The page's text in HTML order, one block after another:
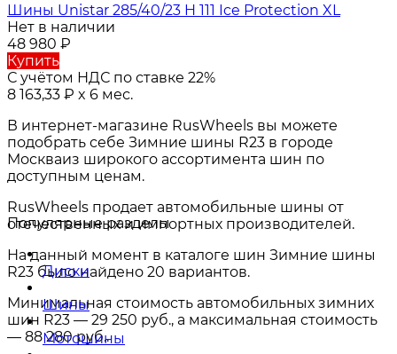
Шины Unistar 285/40/23 H 111 Ice Protection XL
Нет в наличии
48 980 ₽
Купить
С учётом НДС по ставке 22%
8 163,33 ₽ x 6 мес.
В интернет-магазине RusWheels вы можете
подобрать себе Зимние шины R23 в городе
Москваиз широкого ассортимента шин по
доступным ценам.
RusWheels продает автомобильные шины от
отечественных и импортных производителей.
На данный момент в каталоге шин Зимние шины
R23 было найдено 20 вариантов.
Минимальная стоимость автомобильных зимних
шин R23 — 29 250 руб., а максимальная стоимость
— 88 280 руб..
Популярные разделы
Диски
Шины
Мотошины